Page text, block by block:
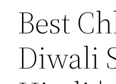
Best
Diwali